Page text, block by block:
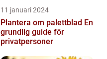
11 januari 2024
Plantera om palettblad En
grundlig guide för
privatpersoner